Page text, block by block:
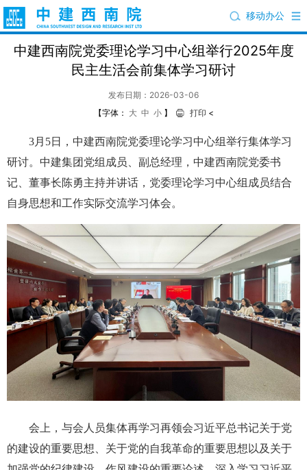
移动办公
中建西南院党委理论学习中心组举行2025年度
民主生活会前集体学习研讨
发布日期：2026-03-06
【字体： 大 中 小 】 打印 <
3月5日，中建西南院党委理论学习中心组举行集体学习
研讨。中建集团党组成员、副总经理，中建西南院党委书
记、董事长陈勇主持并讲话，党委理论学习中心组成员结合
自身思想和工作实际交流学习体会。
会上，与会人员集体再学习再领会习近平总书记关于党
的建设的重要思想、关于党的自我革命的重要思想以及关于